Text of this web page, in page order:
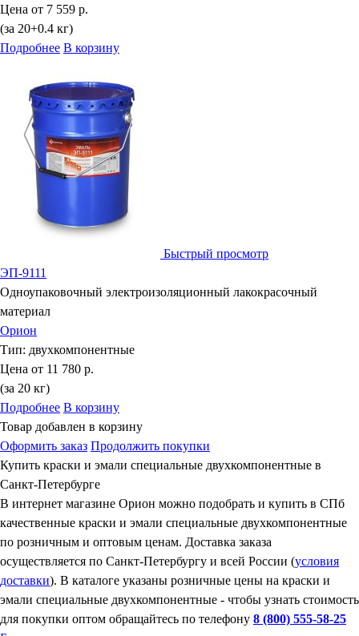
Цена от 7 559 р.
(за 20+0.4 кг)
Подробнее В корзину
Быстрый просмотр
ЭП-9111
Одноупаковочный электроизоляционный лакокрасочный
материал
Орион
Тип: двухкомпонентные
Цена от 11 780 р.
(за 20 кг)
Подробнее В корзину
Товар добавлен в корзину
Оформить заказ Продолжить покупки
Купить краски и эмали специальные двухкомпонентные в
Санкт-Петербурге
В интернет магазине Орион можно подобрать и купить в СПб
качественные краски и эмали специальные двухкомпонентные
по розничным и оптовым ценам. Доставка заказа
осуществляется по Санкт-Петербургу и всей России (условия
доставки). В каталоге указаны розничные цены на краски и
эмали специальные двухкомпонентные - чтобы узнать стоимость
для покупки оптом обращайтесь по телефону 8 (800) 555-58-25